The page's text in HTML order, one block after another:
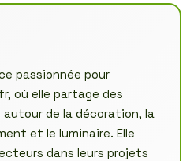
passionnée pour
où elle partage des
de la décoration, la
et le luminaire. Elle
dans leurs projets